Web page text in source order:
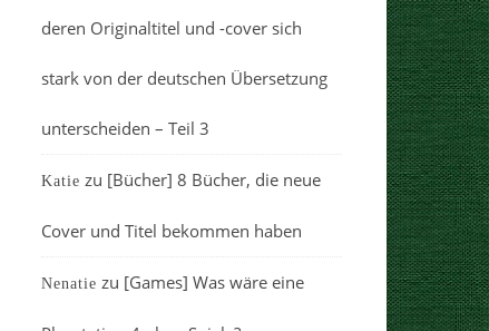
deren Originaltitel und -cover sich
stark von der deutschen Übersetzung
unterscheiden – Teil 3
Katie zu [Bücher] 8 Bücher, die neue
Cover und Titel bekommen haben
Nenatie zu [Games] Was wäre eine